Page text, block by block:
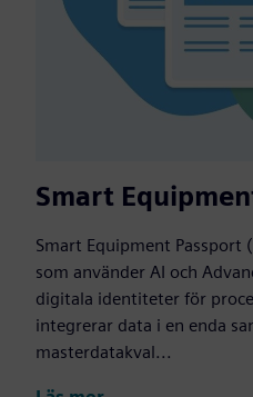
Smart
Smart Equipment Passport
som använder AI och
digitala identiteter för
integrerar data i en enda
masterdatakval...